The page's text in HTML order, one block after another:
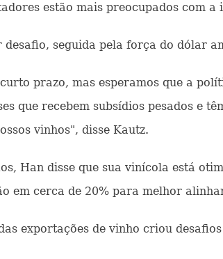
estão mais preocupados com a
desafio, seguida pela força do dólar
prazo, mas esperamos que a
que recebem subsídios pesados ​​e
vinhos", disse Kautz.
Han disse que sua vinícola está
em cerca de 20% para melhor
exportações de vinho criou